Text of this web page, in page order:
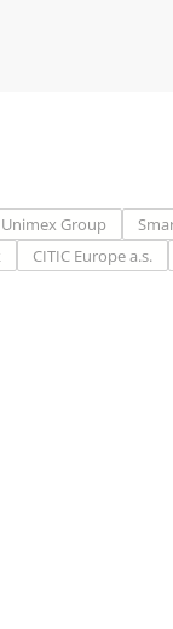
Unimex Group
CITIC Europe a.s.